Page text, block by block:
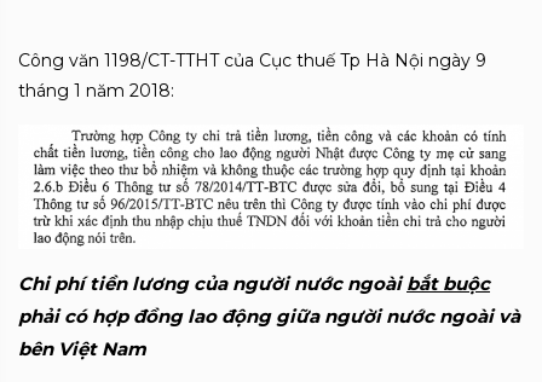
Công văn 1198/CT-TTHT của Cục thuế Tp Hà Nội ngày 9
tháng 1 năm 2018:
Chi phí tiền lương của người nước ngoàibắt buộc
phải có hợp đồng lao động giữa người nước ngoài và
bên Việt Nam